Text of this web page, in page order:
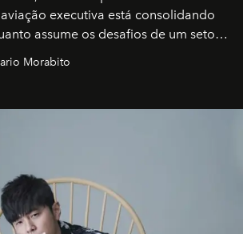
executiva está consolidando
assume os desafios de um setor
e redefinindo o conceito de luxo
Morabito